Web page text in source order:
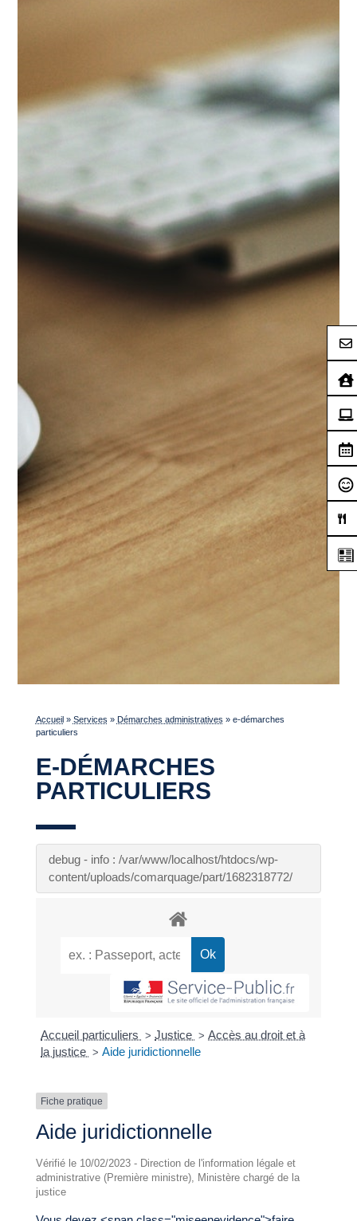
Accueil» Services » Démarches administratives » e-démarches
particuliers
E-DÉMARCHES
PARTICULIERS
debug - info : /var/www/localhost/htdocs/wp-
content/uploads/comarquage/part/1682318772/
Accueil particuliers > Justice > Accès au droit et à
la justice > Aide juridictionnelle
Fiche pratique
Aide juridictionnelle
Vérifié le 10/02/2023 - Direction de l'information légale et
administrative (Première ministre), Ministère chargé de la
justice